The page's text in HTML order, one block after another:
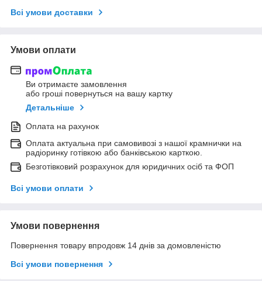
Всі умови доставки
Умови оплати
Ви отримаєте замовлення
або гроші повернуться на вашу картку
Детальніше
Оплата на рахунок
Оплата актуальна при самовивозі з нашої крамнички на
радіоринку готівкою або банківською карткою.
Безготівковий розрахунок для юридичних осіб та ФОП
Всі умови оплати
Умови повернення
Повернення товару впродовж 14 днів за домовленістю
Всі умови повернення